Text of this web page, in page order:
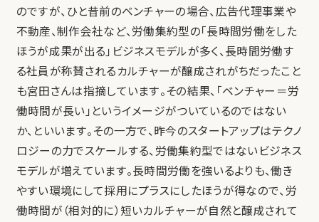
のですが、ひと昔前のベンチャーの場合、広告代理事業や
不動産、制作会社など、労働集約型の「長時間労働をした
ほうが成果が出る」ビジネスモデルが多く、長時間労働す
る社員が称賛されるカルチャーが醸成されがちだったこと
も宮田さんは指摘しています。その結果、「ベンチャー＝労
働時間が長い」というイメージがついているのではない
か、といいます。その一方で、昨今のスタートアップはテクノ
ロジーの力でスケールする、労働集約型ではないビジネス
モデルが増えています。長時間労働を強いるよりも、働き
やすい環境にして採用にプラスにしたほうが得なので、労
働時間が（相対的に）短いカルチャーが自然と醸成されて